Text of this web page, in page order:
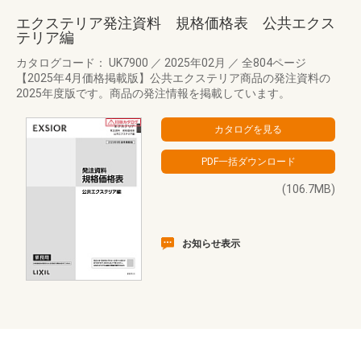
エクステリア発注資料 規格価格表 公共エクス
テリア編
カタログコード： UK7900 ／ 2025年02月 ／ 全804ページ
【2025年4月価格掲載版】公共エクステリア商品の発注資料の
2025年度版です。商品の発注情報を掲載しています。
(106.7MB)
お知らせ表示